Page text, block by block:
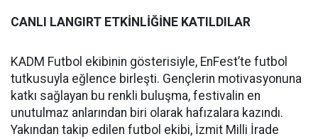
CANLI LANGIRT ETKİNLİĞİNE KATILDILAR
KADM Futbol ekibinin gösterisiyle, EnFest’te futbol
tutkusuyla eğlence birleşti. Gençlerin motivasyonuna
katkı sağlayan bu renkli buluşma, festivalin en
unutulmaz anlarından biri olarak hafızalara kazındı.
Yakından takip edilen futbol ekibi, İzmit Milli İrade